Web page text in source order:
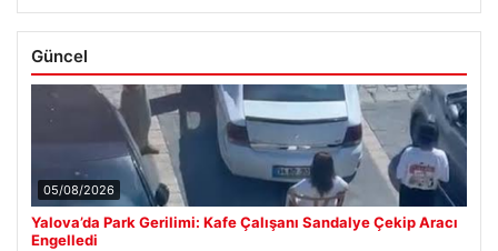
Güncel
05/08/2026
Yalova’da Park Gerilimi: Kafe Çalışanı Sandalye Çekip Aracı
Engelledi